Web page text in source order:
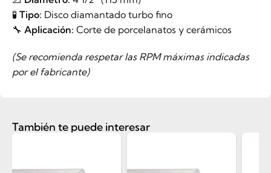
🧪 Tipo: Disco diamantado turbo fino
🔧 Aplicación: Corte de porcelanatos y cerámicos
(Se recomienda respetar las RPM máximas indicadas
por el fabricante)
También te puede interesar